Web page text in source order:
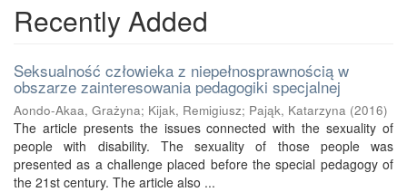
Recently Added
Seksualność człowieka z niepełnosprawnością w
obszarze zainteresowania pedagogiki specjalnej
Aondo-Akaa, Grażyna; Kijak, Remigiusz; Pająk, Katarzyna (2016)
The article presents the issues connected with the sexuality of
people with disability. The sexuality of those people was
presented as a challenge placed before the special pedagogy of
the 21st century. The article also ...